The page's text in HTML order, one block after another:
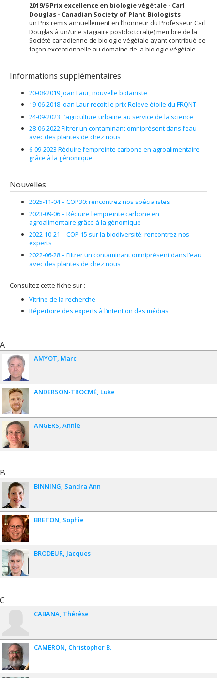
2019/6 Prix excellence en biologie végétale - Carl
Douglas - Canadian Society of Plant Biologists
un Prix remis annuellement en l’honneur du Professeur Carl
Douglas à un/une stagiaire postdoctoral(e) membre de la
Société canadienne de biologie végétale ayant contribué de
façon exceptionnelle au domaine de la biologie végétale.
Informations supplémentaires
20-08-2019 Joan Laur, nouvelle botaniste
19-06-2018 Joan Laur reçoit le prix Relève étoile du FRQNT
24-09-2023 L’agriculture urbaine au service de la science
28-06-2022 Filtrer un contaminant omniprésent dans l’eau
avec des plantes de chez nous
6-09-2023 Réduire l’empreinte carbone en agroalimentaire
grâce à la génomique
Nouvelles
2025-11-04 – COP30: rencontrez nos spécialistes
2023-09-06 – Réduire l’empreinte carbone en
agroalimentaire grâce à la génomique
2022-10-21 – COP 15 sur la biodiversité: rencontrez nos
experts
2022-06-28 – Filtrer un contaminant omniprésent dans l’eau
avec des plantes de chez nous
Consultez cette fiche sur :
Vitrine de la recherche
Répertoire des experts à l’intention des médias
A
AMYOT Marc
ANDERSON-TROCMÉ Luke
ANGERS Annie
B
BINNING Sandra Ann
BRETON Sophie
BRODEUR Jacques
C
CABANA Thérèse
CAMERON Christopher B.